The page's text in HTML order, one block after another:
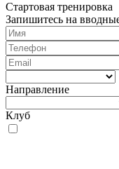
Стартовая тренировка
Запишитесь на
Направление
Клуб